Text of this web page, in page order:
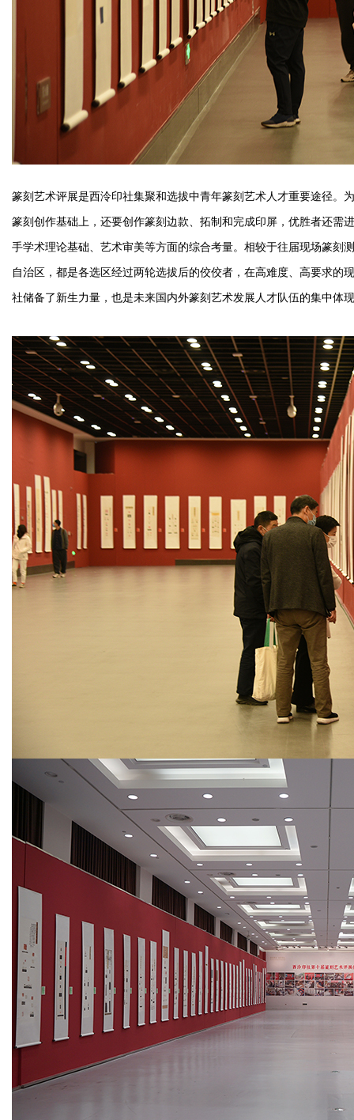
篆刻艺术评展是西泠印社集聚和选拔中青年篆刻艺术人才重要途径。
篆刻创作基础上，还要创作篆刻边款、拓制和完成印屏，优胜者还需
手学术理论基础、艺术审美等方面的综合考量。相较于往届现场篆刻
自治区，都是各选区经过两轮选拔后的佼佼者，在高难度、高要求
社储备了新生力量，也是未来国内外篆刻艺术发展人才队伍的集中体